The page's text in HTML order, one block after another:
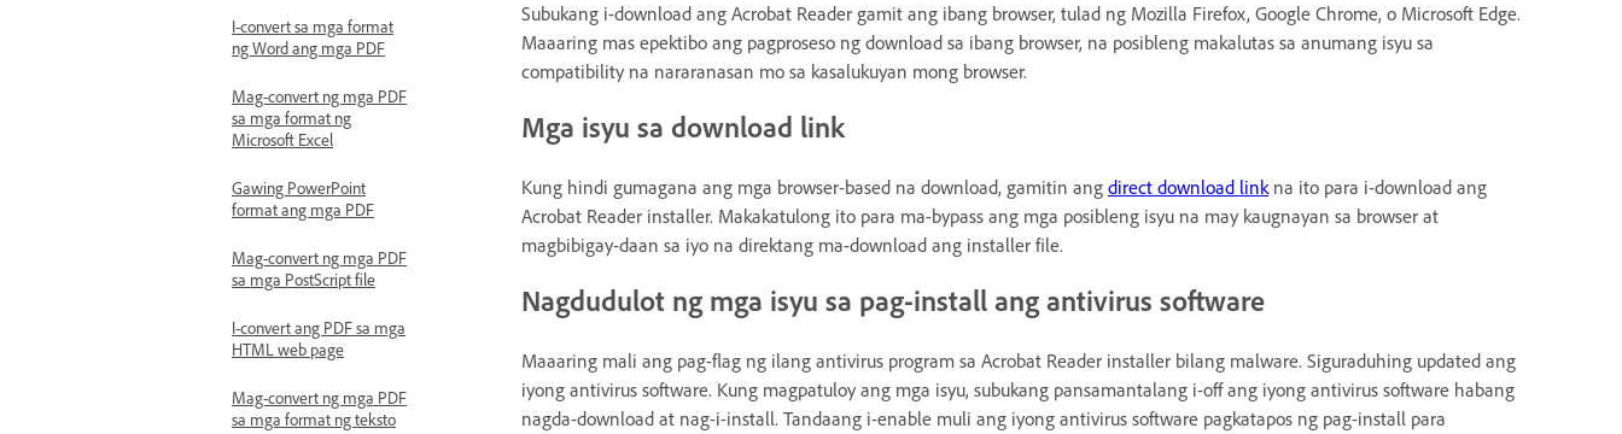
I-convert sa mga format
ng Word ang mga PDF
Mag-convert ng mga PDF
sa mga format ng
Microsoft Excel
Gawing PowerPoint
format ang mga PDF
Mag-convert ng mga PDF
sa mga PostScript file
I-convert ang PDF sa mga
HTML web page
Mag-convert ng mga PDF
sa mga format ng teksto
Subukang i-download ang Acrobat Reader gamit ang ibang browser, tulad ng Mozilla Firefox, Google Chrome, o Microsoft Edge.
Maaaring mas epektibo ang pagproseso ng download sa ibang browser, na posibleng makalutas sa anumang isyu sa
compatibility na nararanasan mo sa kasalukuyan mong browser.
Mga isyu sa download link
Kung hindi gumagana ang mga browser-based na download, gamitin ang direct download linkna ito para i-download ang
Acrobat Reader installer. Makakatulong ito para ma-bypass ang mga posibleng isyu na may kaugnayan sa browser at
magbibigay-daan sa iyo na direktang ma-download ang installer file.
Nagdudulot ng mga isyu sa pag-install ang antivirus software
Maaaring mali ang pag-flag ng ilang antivirus program sa Acrobat Reader installer bilang malware. Siguraduhing updated ang
iyong antivirus software. Kung magpatuloy ang mga isyu, subukang pansamantalang i-off ang iyong antivirus software habang
nagda-download at nag-i-install. Tandaang i-enable muli ang iyong antivirus software pagkatapos ng pag-install para